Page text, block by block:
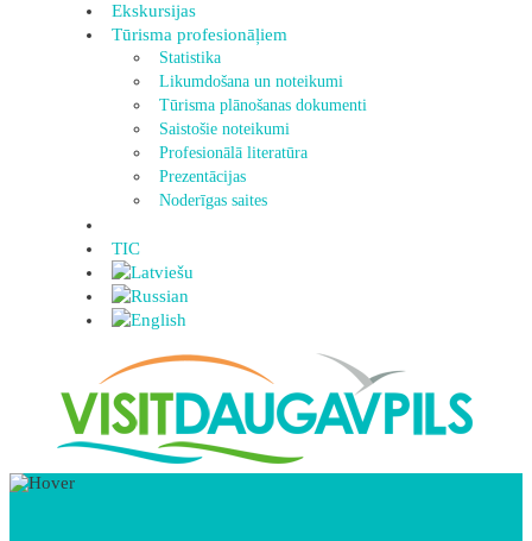
Ekskursijas
Tūrisma profesionāļiem
Statistika
Likumdošana un noteikumi
Tūrisma plānošanas dokumenti
Saistošie noteikumi
Profesionālā literatūra
Prezentācijas
Noderīgas saites
TIC